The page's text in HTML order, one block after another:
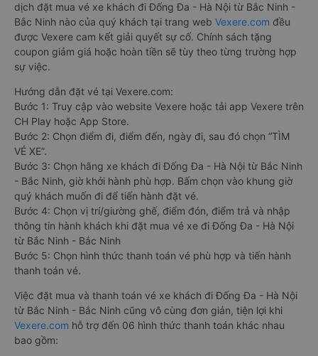
dịch đặt mua vé xe khách đi Đống Đa - Hà Nội từ Bắc Ninh -
Bắc Ninh nào của quý khách tại trang web Vexere.com đều
được Vexere cam kết giải quyết sự cố. Chính sách tặng
coupon giảm giá hoặc hoàn tiền sẽ tùy theo từng trường hợp
sự việc.
Hướng dẫn đặt vé tại Vexere.com:
Bước 1: Truy cập vào website Vexere hoặc tải app Vexere trên
CH Play hoặc App Store.
Bước 2: Chọn điểm đi, điểm đến, ngày đi, sau đó chọn “TÌM
VÉ XE”.
Bước 3: Chọn hãng xe khách đi Đống Đa - Hà Nội từ Bắc Ninh
- Bắc Ninh, giờ khởi hành phù hợp. Bấm chọn vào khung giờ
quý khách muốn đi để tiến hành đặt vé.
Bước 4: Chọn vị trí/giường ghế, điểm đón, điểm trả và nhập
thông tin hành khách khi đặt mua vé xe đi Đống Đa - Hà Nội
từ Bắc Ninh - Bắc Ninh
Bước 5: Chọn hình thức thanh toán vé phù hợp và tiến hành
thanh toán vé.
Việc đặt mua và thanh toán vé xe khách đi Đống Đa - Hà Nội
từ Bắc Ninh - Bắc Ninh cũng vô cùng đơn giản, tiện lợi khi
Vexere.com hỗ trợ đến 06 hình thức thanh toán khác nhau
bao gồm: